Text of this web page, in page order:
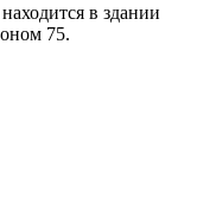
в здании
75.